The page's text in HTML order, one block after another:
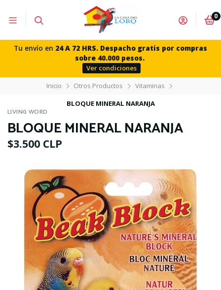
0
Tu envío en 24 A 72 HRS. Despacho gratis por compras
sobre 40.000 pesos.
Ver condiciones
Inicio
Otros Productos
Vitaminas
BLOQUE MINERAL NARANJA
LIVING WORD
BLOQUE MINERAL NARANJA
$3.500 CLP